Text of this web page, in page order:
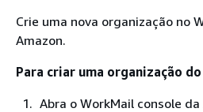
Crie uma nova organização no
Amazon.
Para criar uma organização do
Abra o WorkMail console